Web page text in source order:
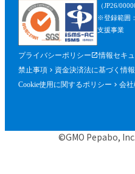
（JP26/
※登録範囲
支援事業
プライバシーポリシー 情報セキ
禁止事項
資金決済法に基づく情
Cookie使用に関するポリシー
会
©GMO Pepabo,